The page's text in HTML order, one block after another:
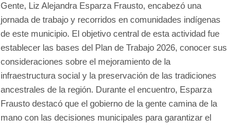
Gente, Liz Alejandra Esparza Frausto, encabezó una
jornada de trabajo y recorridos en comunidades indígenas
de este municipio. El objetivo central de esta actividad fue
establecer las bases del Plan de Trabajo 2026, conocer sus
consideraciones sobre el mejoramiento de la
infraestructura social y la preservación de las tradiciones
ancestrales de la región. Durante el encuentro, Esparza
Frausto destacó que el gobierno de la gente camina de la
mano con las decisiones municipales para garantizar el